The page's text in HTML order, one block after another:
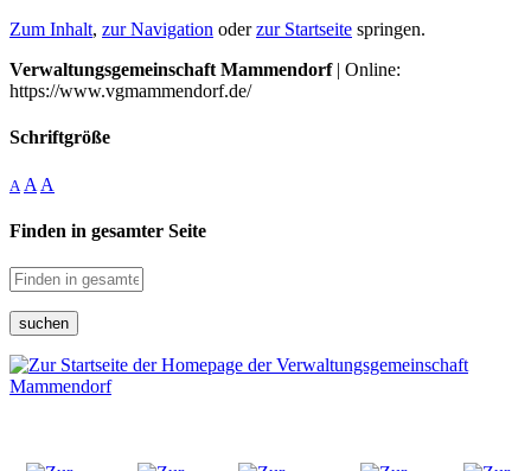
Zum Inhalt, zur Navigation oderzur Startseite springen.
Verwaltungsgemeinschaft Mammendorf| Online:
https://www.vgmammendorf.de/
Schriftgröße
A A A
Finden in gesamter Seite
suchen